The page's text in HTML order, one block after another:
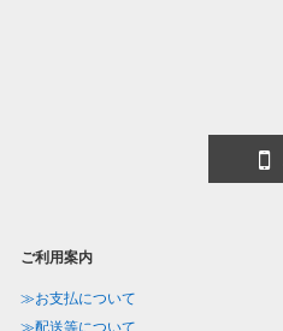
ご利用案内
≫お支払について
≫配送等について